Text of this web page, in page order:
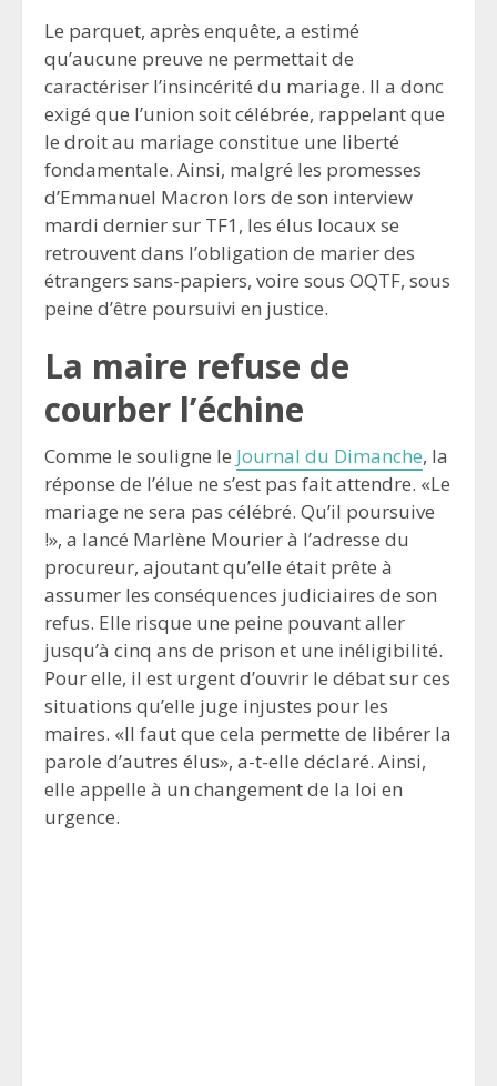
Le parquet, après enquête, a estimé
qu’aucune preuve ne permettait de
caractériser l’insincérité du mariage. Il a donc
exigé que l’union soit célébrée, rappelant que
le droit au mariage constitue une liberté
fondamentale. Ainsi, malgré les promesses
d’Emmanuel Macron lors de son interview
mardi dernier sur TF1, les élus locaux se
retrouvent dans l’obligation de marier des
étrangers sans-papiers, voire sous OQTF, sous
peine d’être poursuivi en justice.
La maire refuse de
courber l’échine
Comme le souligne le Journal du Dimanche, la
réponse de l’élue ne s’est pas fait attendre. «Le
mariage ne sera pas célébré. Qu’il poursuive
!», a lancé Marlène Mourier à l’adresse du
procureur, ajoutant qu’elle était prête à
assumer les conséquences judiciaires de son
refus. Elle risque une peine pouvant aller
jusqu’à cinq ans de prison et une inéligibilité.
Pour elle, il est urgent d’ouvrir le débat sur ces
situations qu’elle juge injustes pour les
maires. «Il faut que cela permette de libérer la
parole d’autres élus», a-t-elle déclaré. Ainsi,
elle appelle à un changement de la loi en
urgence.